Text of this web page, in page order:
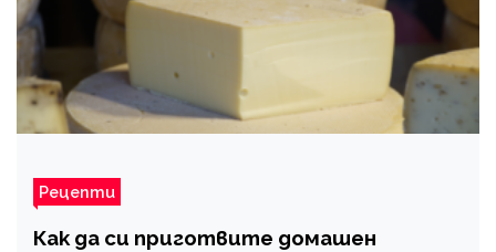
Рецепти
Как да си приготвите домашен